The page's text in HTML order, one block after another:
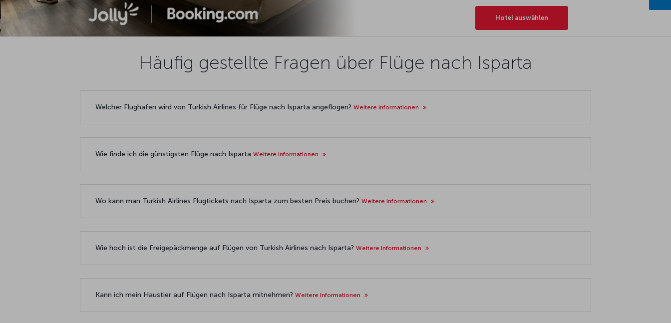
Hotel auswählen
Häufig gestellte Fragen über Flüge nach Isparta
Welcher Flughafen wird von Turkish Airlines für Flüge nach Isparta angeflogen? Weitere Informationen
Wie finde ich die günstigsten Flüge nach Isparta Weitere Informationen
Wo kann man Turkish Airlines Flugtickets nach Isparta zum besten Preis buchen? Weitere Informationen
Wie hoch ist die Freigepäckmenge auf Flügen von Turkish Airlines nach Isparta? Weitere Informationen
Kann ich mein Haustier auf Flügen nach Isparta mitnehmen? Weitere Informationen